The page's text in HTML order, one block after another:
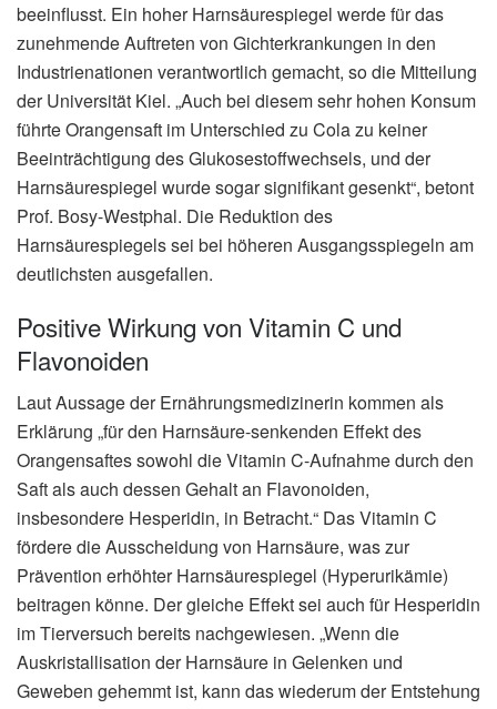
beeinflusst. Ein hoher Harnsäurespiegel werde für das
zunehmende Auftreten von Gichterkrankungen in den
Industrienationen verantwortlich gemacht, so die Mitteilung
der Universität Kiel. „Auch bei diesem sehr hohen Konsum
führte Orangensaft im Unterschied zu Cola zu keiner
Beeinträchtigung des Glukosestoffwechsels, und der
Harnsäurespiegel wurde sogar signifikant gesenkt“, betont
Prof. Bosy-Westphal. Die Reduktion des
Harnsäurespiegels sei bei höheren Ausgangsspiegeln am
deutlichsten ausgefallen.
Positive Wirkung von Vitamin C und
Flavonoiden
Laut Aussage der Ernährungsmedizinerin kommen als
Erklärung „für den Harnsäure-senkenden Effekt des
Orangensaftes sowohl die Vitamin C-Aufnahme durch den
Saft als auch dessen Gehalt an Flavonoiden,
insbesondere Hesperidin, in Betracht.“ Das Vitamin C
fördere die Ausscheidung von Harnsäure, was zur
Prävention erhöhter Harnsäurespiegel (Hyperurikämie)
beitragen könne. Der gleiche Effekt sei auch für Hesperidin
im Tierversuch bereits nachgewiesen. „Wenn die
Auskristallisation der Harnsäure in Gelenken und
Geweben gehemmt ist, kann das wiederum der Entstehung